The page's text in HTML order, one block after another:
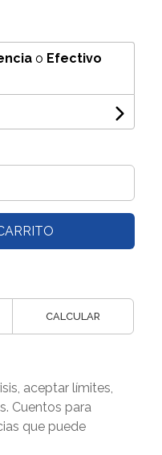
o Efectivo
CALCULAR
aceptar límites,
Cuentos para
que puede